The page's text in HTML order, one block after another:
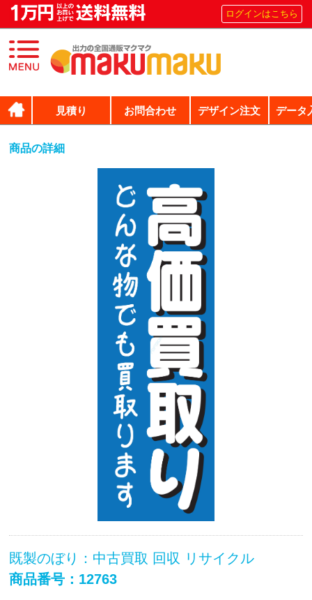
ログインはこちら
見積り お問合わせ デザイン注文 データ
商品の詳細
既製のぼり：中古買取 回収 リサイクル
商品番号：12763